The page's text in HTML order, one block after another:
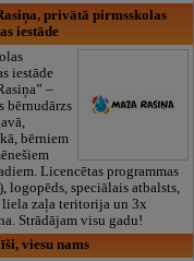
privātā pirmsskolas
iestāde
iestāde
–
bērnudārzs
bērniem
Licencētas programmas
logopēds, speciālais atbalsts,
zaļa teritorija un 3x
Strādājam visu gadu!
viesu nams